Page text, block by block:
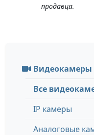
продавца.
Видеокамеры
Все
IP камеры
Аналоговые